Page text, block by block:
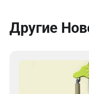
Другие